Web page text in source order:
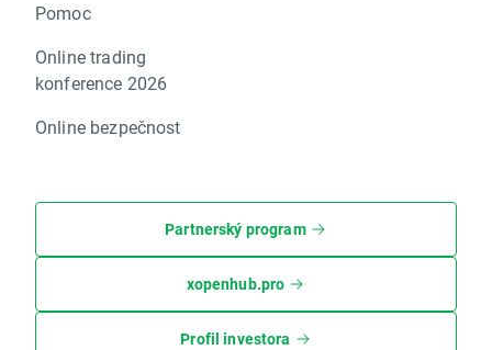
Pomoc
Online trading
konference 2026
Online bezpečnost
Partnerský program
xopenhub.pro
Profil investora